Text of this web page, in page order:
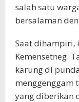
salah satu
bersalaman
Saat dihampiri,
Kemensetneg.
karung di
menggenggam
yang diberikan